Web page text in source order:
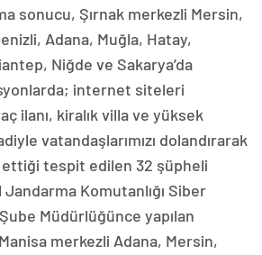
sonucu, Şırnak merkezli Mersin,
Adana, Muğla, Hatay,
Niğde ve Sakarya’da
internet siteleri
ilanı, kiralık villa ve yüksek
vatandaşlarımızı dolandırarak
ettiği tespit edilen 32 şüpheli
Jandarma Komutanlığı Siber
Müdürlüğünce yapılan
merkezli Adana, Mersin,